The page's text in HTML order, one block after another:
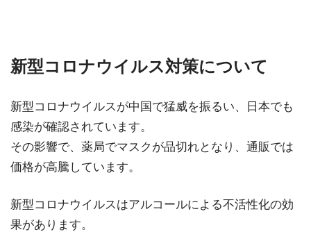
新型コロナウイルス対策について
新型コロナウイルスが中国で猛威を振るい、日本でも
感染が確認されています。
その影響で、薬局でマスクが品切れとなり、通販では
価格が高騰しています。
新型コロナウイルスはアルコールによる不活性化の効
果があります。